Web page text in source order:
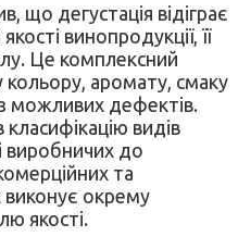
що дегустація відіграє
винопродукції, її
Це комплексний
аромату, смаку
можливих дефектів.
видів
виробничих до
та
окрему
якості.